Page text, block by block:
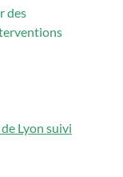
des
Lyon suivi